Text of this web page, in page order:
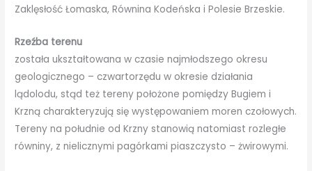
Zaklęsłość Łomaska, Równina Kodeńska i Polesie Brzeskie.
Rzeźba terenu
została ukształtowana w czasie najmłodszego okresu
geologicznego – czwartorzędu w okresie działania
lądolodu, stąd też tereny położone pomiędzy Bugiem i
Krzną charakteryzują się występowaniem moren czołowych.
Tereny na południe od Krzny stanowią natomiast rozległe
równiny, z nielicznymi pagórkami piaszczysto – żwirowymi.